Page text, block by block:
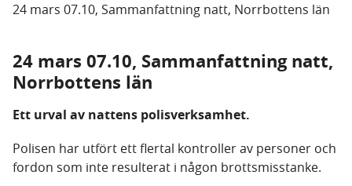
24 mars 07.10, Sammanfattning natt, Norrbottens län
24 mars 07.10, Sammanfattning natt,
Norrbottens län
Ett urval av nattens polisverksamhet.
Polisen har utfört ett flertal kontroller av personer och
fordon som inte resulterat i någon brottsmisstanke.